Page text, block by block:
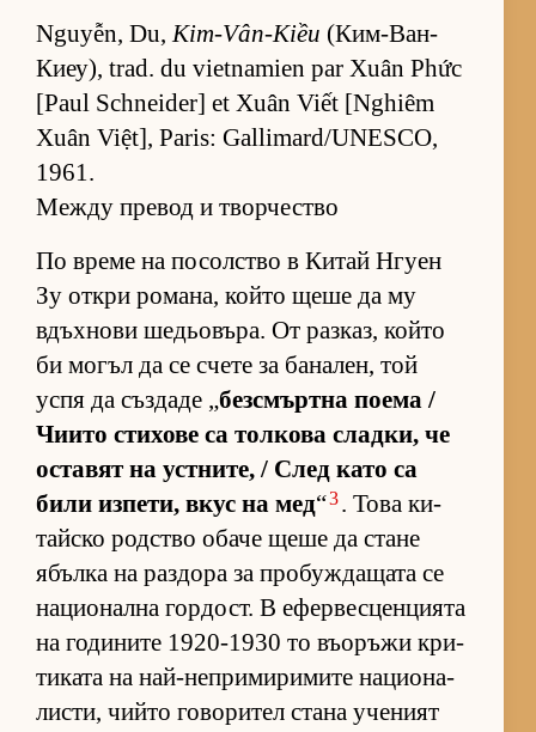
Nguyễn, Du, Kim-Vân-Kiều (Ким-Ван-
Ки­еу), trad. du vietnamien par Xuân Phức
[Paul Schneider] et Xuân Viết [Nghiêm
Xuân Việt], Paris: Gallimard/UNESCO,
1961.
Между превод и творчество
По време на по­сол­с­тво в Ки­тай Нгуен
Зу от­кри ро­ма­на, който щеше да му
вдъх­нови ше­дьо­въ­ра. От раз­каз, който
би мо­гъл да се счете за ба­на­лен, той
успя да съз­даде „без­смър­тна по­ема /
Чи­ито сти­хове са тол­кова слад­ки, че
ос­та­вят на ус­т­ни­те, / След като са
били из­пе­ти, вкус на мед“3. Това ки­
тайско род­с­тво обаче щеше да стане
ябълка на раз­дора за про­буж­да­щата се
на­ци­о­нална гор­дост. В ефер­вес­цен­ци­ята
на го­ди­ните 1920-1930 то въ­о­ръжи кри­
ти­ката на най-неп­ри­ми­ри­мите на­ци­о­на­
лис­ти, чийто го­во­ри­тел стана уче­ният